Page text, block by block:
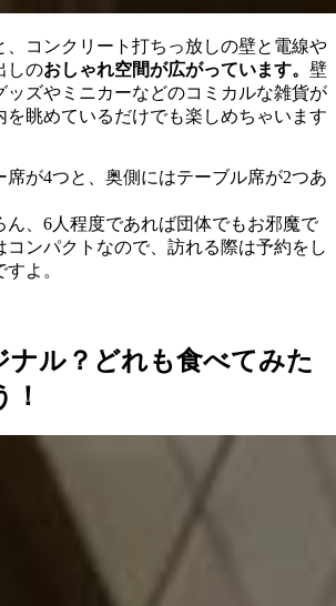
、コンクリート打ちっ放しの壁と電線や
しのおしゃれ空間が広がっています。 壁
ッズやミニカーなどのコミカルな雑貨が
を眺めているだけでも楽しめちゃいます
席が4つと、奥側にはテーブル席が2つあ
ん、6人程度であれば団体でもお邪魔で
コンパクトなので、訪れる際は予約をし
よ。
ナル？どれも食べてみた
！